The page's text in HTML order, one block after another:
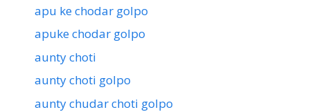
apu ke chodar golpo
apuke chodar golpo
aunty choti
aunty choti golpo
aunty chudar choti golpo